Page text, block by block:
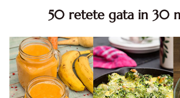
50 retete gata in 30
minute. Retete rapide. Retete rapide
retete mancare rapid